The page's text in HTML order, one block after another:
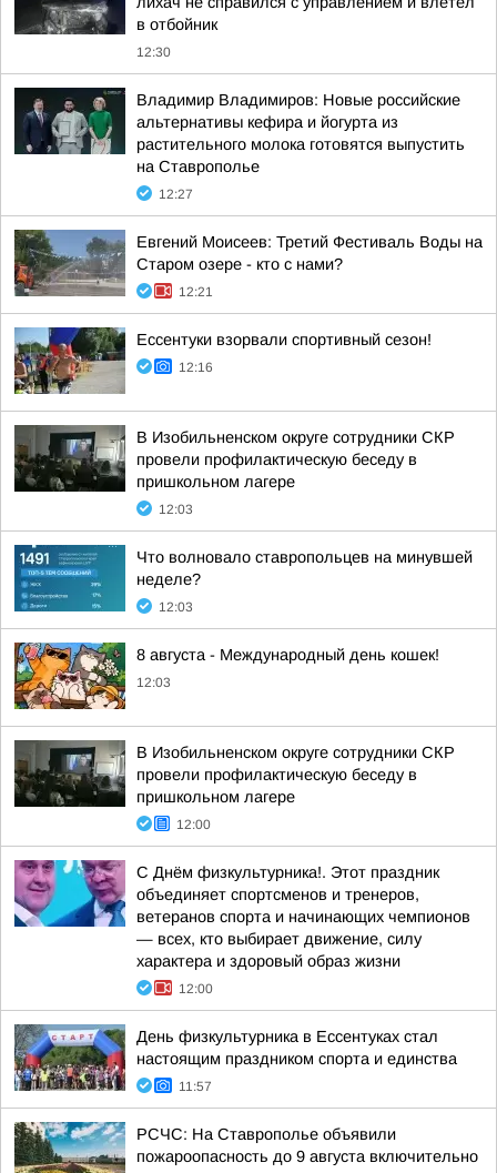
в отбойник
12:30
Владимир Владимиров: Новые российские
альтернативы кефира и йогурта из
растительного молока готовятся выпустить
на Ставрополье
12:27
Евгений Моисеев: Третий Фестиваль Воды на
Старом озере - кто с нами?
12:21
Ессентуки взорвали спортивный сезон!
12:16
В Изобильненском округе сотрудники СКР
провели профилактическую беседу в
пришкольном лагере
12:03
Что волновало ставропольцев на минувшей
неделе?
12:03
8 августа - Международный день кошек!
12:03
В Изобильненском округе сотрудники СКР
провели профилактическую беседу в
пришкольном лагере
12:00
С Днём физкультурника!. Этот праздник
объединяет спортсменов и тренеров,
ветеранов спорта и начинающих чемпионов
— всех, кто выбирает движение, силу
характера и здоровый образ жизни
12:00
День физкультурника в Ессентуках стал
настоящим праздником спорта и единства
11:57
РСЧС: На Ставрополье объявили
пожароопасность до 9 августа включительно